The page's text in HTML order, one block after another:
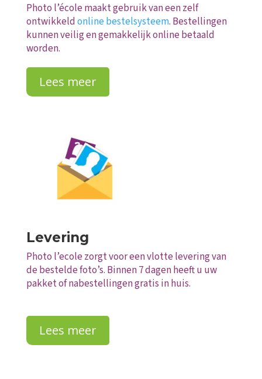
Photo l’école maakt gebruik van een zelf
ontwikkeldonline bestelsysteem. Bestellingen
kunnen veilig en gemakkelijk online betaald
worden.
Lees meer
Levering
Photo l’ecole zorgt voor een vlotte levering van
de bestelde foto’s. Binnen 7 dagen heeft u uw
pakket of nabestellingen gratis in huis.
Lees meer